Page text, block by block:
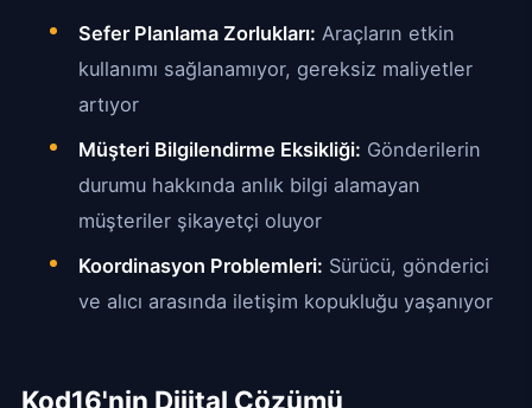
Sefer Planlama Zorlukları: Araçların etkin
kullanımı sağlanamıyor, gereksiz maliyetler
artıyor
Müşteri Bilgilendirme Eksikliği: Gönderilerin
durumu hakkında anlık bilgi alamayan
müşteriler şikayetçi oluyor
Koordinasyon Problemleri: Sürücü, gönderici
ve alıcı arasında iletişim kopukluğu yaşanıyor
Kod16'nin Dijital Çözümü